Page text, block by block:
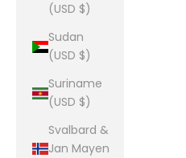
(USD $)
Sudan
(USD $)
Suriname
(USD $)
Svalbard &
Jan Mayen